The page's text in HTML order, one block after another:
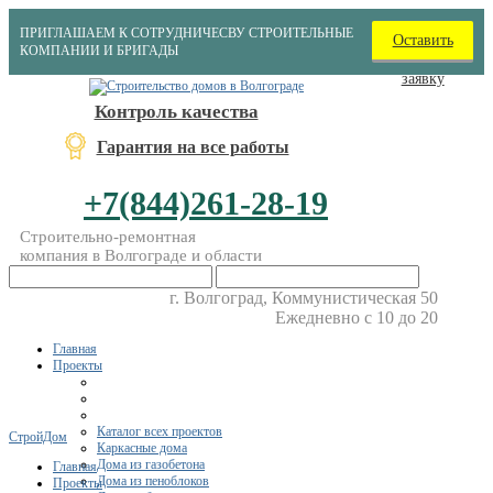
ПРИГЛАШАЕМ К СОТРУДНИЧЕСВУ СТРОИТЕЛЬНЫЕ
КОМПАНИИ И БРИГАДЫ
Оставить
заявку
Контроль качества
Гарантия на все работы
+7(844)261-28-19
Строительно-ремонтная
компания в Волгограде и области
г. Волгоград, Коммунистическая 50
Ежедневно с 10 до 20
Главная
Проекты
Каталог всех проектов
Каркасные дома
Дома из газобетона
Дома из пеноблоков
СтройДом
Главная
Проекты